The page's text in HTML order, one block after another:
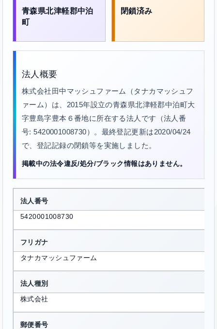
青森県北津軽郡中泊
町
閉鎖済み
法人概要
株式会社田中マッシュファーム（タナカマッシュフ
ァーム）は、2015年設立の青森県北津軽郡中泊町大
字豊島字豊本６番地に所在する法人です（法人番
号: 5420001008730）。最終登記更新は2020/04/24
で、登記記録の閉鎖等を実施しました。
掲載中の法令違反/処分/ブラック情報はありません。
法人番号
5420001008730
フリガナ
タナカマッシュファーム
法人種別
株式会社
郵便番号